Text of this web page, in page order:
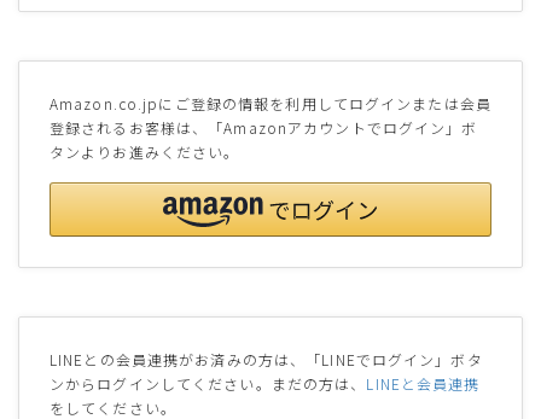
Amazon.co.jpにご登録の情報を利用してログインまたは会員
登録されるお客様は、「Amazonアカウントでログイン」ボ
タンよりお進みください。
LINEとの会員連携がお済みの方は、「LINEでログイン」ボタ
ンからログインしてください。まだの方は、 LINEと会員連携
をしてください。